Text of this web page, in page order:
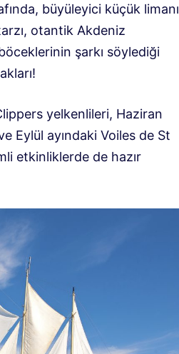
büyüleyici küçük limanı
otantik Akdeniz
şarkı söylediği
yelkenlileri, Haziran
Eylül ayındaki Voiles de St
etkinliklerde de hazır